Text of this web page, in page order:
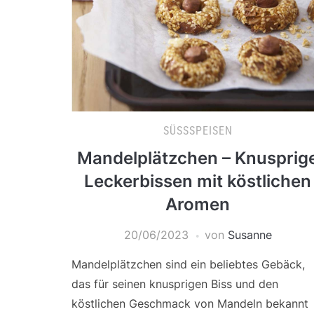
SÜSSSPEISEN
Mandelplätzchen –
Leckerbissen mit köstlichen
Aromen
20/06/2023 von Susanne
Mandelplätzchen sind ein beliebtes Gebäck,
das für seinen knusprigen Biss und den
köstlichen Geschmack von Mandeln bekannt